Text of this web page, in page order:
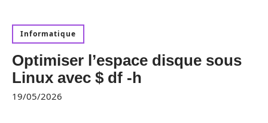
Informatique
Optimiser l’espace disque sous
Linux avec $ df -h
19/05/2026